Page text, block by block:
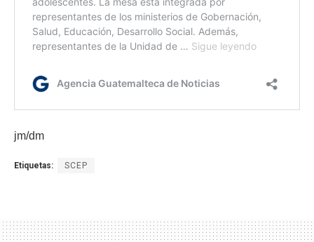
jm/dm
Etiquetas: SCEP